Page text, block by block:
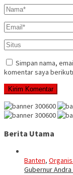
Simpan nama,
komentar saya
Berita Utama
Banten,
Gubernur